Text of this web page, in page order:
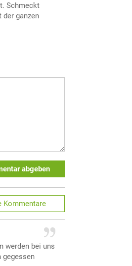
Schmeckt
der ganzen
abgeben
Kommentare
werden bei uns
gegessen